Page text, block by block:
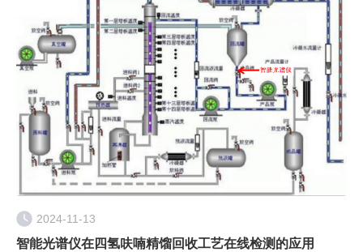
2024-11-13
智能光谱仪在四氢呋喃精馏回收工艺在线检测的应用